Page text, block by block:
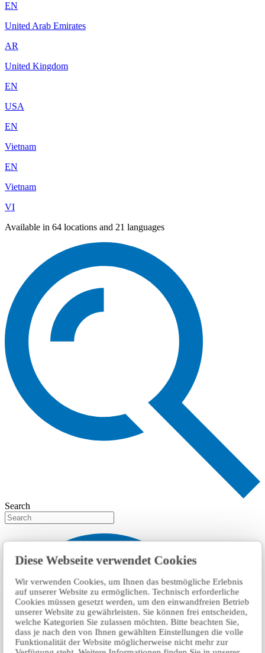
Diese Webseite verwendet Cookies
Wir verwenden Cookies, um Ihnen das bestmögliche Erlebnis
auf unserer Website zu ermöglichen. Technisch erforderliche
Cookies müssen gesetzt werden, um den einwandfreien Betrieb
unserer Website zu gewährleisten. Sie können frei entscheiden,
welche Kategorien Sie zulassen möchten. Bitte beachten Sie,
dass je nach den von Ihnen gewählten Einstellungen die volle
Funktionalität der Website möglicherweise nicht mehr zur
EN
United Arab Emirates
AR
United Kingdom
EN
USA
EN
Vietnam
EN
Vietnam
VI
Available in 64 locations and 21 languages
Search